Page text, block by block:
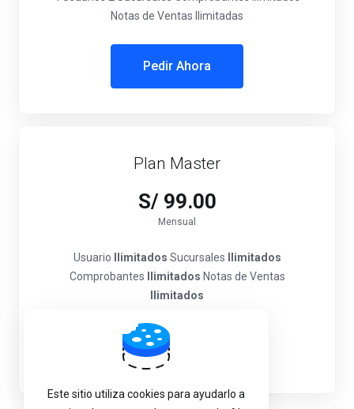
Notas de Ventas Ilimitadas
Pedir Ahora
Plan Master
S/ 99.00
Mensual
Usuario Ilimitados Sucursales
Ilimitados
Comprobantes
Ilimitados Notas de Ventas
Ilimitados
Pedir Ahora
Este sitio utiliza cookies para ayudarlo a